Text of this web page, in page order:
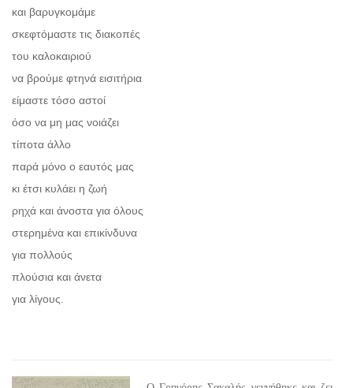
και βαρυγκομάμε
σκεφτόμαστε τις διακοπές
του καλοκαιριού
να βρούμε φτηνά εισιτήρια
είμαστε τόσο αστοί
όσο να μη μας νοιάζει
τίποτα άλλο
παρά μόνο ο εαυτός μας
κι έτσι κυλάει η ζωή
ρηχά και άνοστα για όλους
στερημένα και επικίνδυνα
για πολλούς
πλούσια και άνετα
για λίγους.